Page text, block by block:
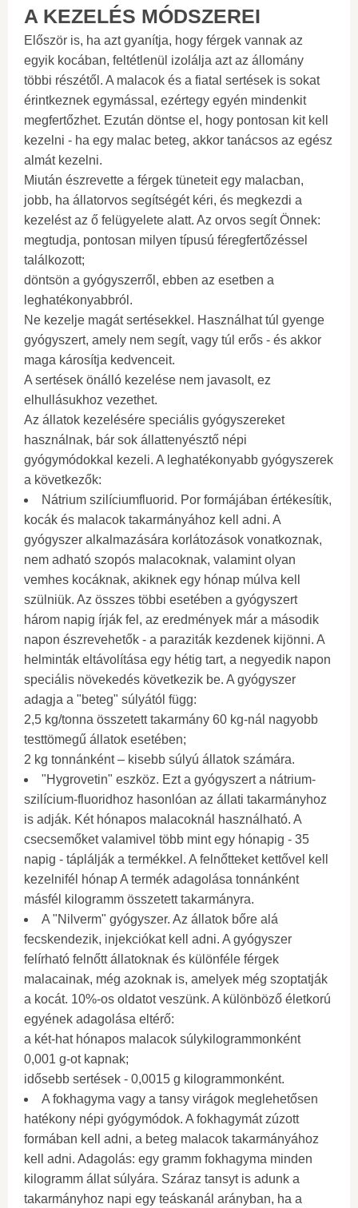
A KEZELÉS MÓDSZEREI
Először is, ha azt gyanítja, hogy férgek vannak az
egyik kocában, feltétlenül izolálja azt az állomány
többi részétől. A malacok és a fiatal sertések is sokat
érintkeznek egymással, ezértegy egyén mindenkit
megfertőzhet. Ezután döntse el, hogy pontosan kit kell
kezelni - ha egy malac beteg, akkor tanácsos az egész
almát kezelni.
Miután észrevette a férgek tüneteit egy malacban,
jobb, ha állatorvos segítségét kéri, és megkezdi a
kezelést az ő felügyelete alatt. Az orvos segít Önnek:
megtudja, pontosan milyen típusú féregfertőzéssel
találkozott;
döntsön a gyógyszerről, ebben az esetben a
leghatékonyabbról.
Ne kezelje magát sertésekkel. Használhat túl gyenge
gyógyszert, amely nem segít, vagy túl erős - és akkor
maga károsítja kedvenceit.
A sertések önálló kezelése nem javasolt, ez
elhullásukhoz vezethet.
Az állatok kezelésére speciális gyógyszereket
használnak, bár sok állattenyésztő népi
gyógymódokkal kezeli. A leghatékonyabb gyógyszerek
a következők:
Nátrium szilíciumfluorid. Por formájában értékesítik,
kocák és malacok takarmányához kell adni. A
gyógyszer alkalmazására korlátozások vonatkoznak,
nem adható szopós malacoknak, valamint olyan
vemhes kocáknak, akiknek egy hónap múlva kell
szülniük. Az összes többi esetében a gyógyszert
három napig írják fel, az eredmények már a második
napon észrevehetők - a paraziták kezdenek kijönni. A
helminták eltávolítása egy hétig tart, a negyedik napon
speciális növekedés következik be. A gyógyszer
adagja a "beteg" súlyától függ:
2,5 kg/tonna összetett takarmány 60 kg-nál nagyobb
testtömegű állatok esetében;
2 kg tonnánként – kisebb súlyú állatok számára.
"Hygrovetin" eszköz. Ezt a gyógyszert a nátrium-
szilícium-fluoridhoz hasonlóan az állati takarmányhoz
is adják. Két hónapos malacoknál használható. A
csecsemőket valamivel több mint egy hónapig - 35
napig - táplálják a termékkel. A felnőtteket kettővel kell
kezelnifél hónap A termék adagolása tonnánként
másfél kilogramm összetett takarmányra.
A "Nilverm" gyógyszer. Az állatok bőre alá
fecskendezik, injekciókat kell adni. A gyógyszer
felírható felnőtt állatoknak és különféle férgek
malacainak, még azoknak is, amelyek még szoptatják
a kocát. 10%-os oldatot veszünk. A különböző életkorú
egyének adagolása eltérő:
a két-hat hónapos malacok súlykilogrammonként
0,001 g-ot kapnak;
idősebb sertések - 0,0015 g kilogrammonként.
A fokhagyma vagy a tansy virágok meglehetősen
hatékony népi gyógymódok. A fokhagymát zúzott
formában kell adni, a beteg malacok takarmányához
kell adni. Adagolás: egy gramm fokhagyma minden
kilogramm állat súlyára. Száraz tansyt is adunk a
takarmányhoz napi egy teáskanál arányban, ha a